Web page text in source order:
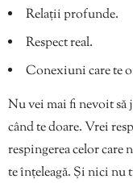
Relații profunde.
Respect real.
Conexiuni care te
Nu vei mai fi nevoit să
când te doare. Vrei
respingerea celor care
te înțeleagă. Și nici nu